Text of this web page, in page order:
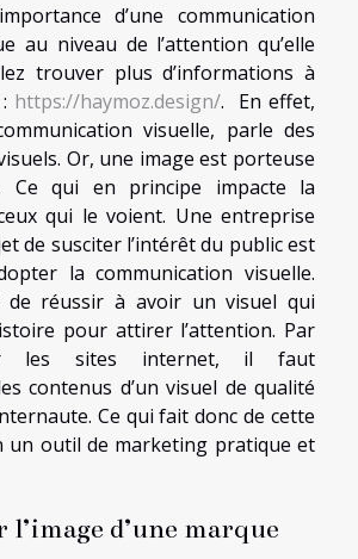
d’une communication
au niveau de l’attention qu’elle
trouver plus d’informations à
https://haymoz.design/. En effet,
visuelle, parle des
Or, une image est porteuse
Ce qui en principe impacte la
qui le voient. Une entreprise
de susciter l’intérêt du public est
la communication visuelle.
de réussir à avoir un visuel qui
pour attirer l’attention. Par
les sites internet, il faut
contenus d’un visuel de qualité
Ce qui fait donc de cette
un outil de marketing pratique et
l’image d’une marque